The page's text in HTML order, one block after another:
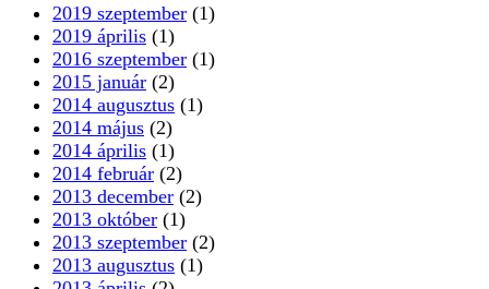
2019 szeptember (1)
2019 április (1)
2016 szeptember (1)
2015 január (2)
2014 augusztus (1)
2014 május (2)
2014 április (1)
2014 február (2)
2013 december (2)
2013 október (1)
2013 szeptember (2)
2013 augusztus (1)